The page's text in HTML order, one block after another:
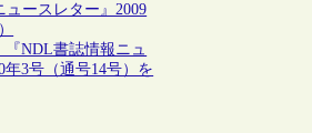
ュースレター』2009
『NDL書誌情報ニュ
年3号（通号14号）を